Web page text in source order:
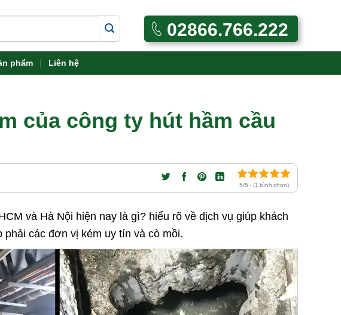
02866.766.222
phẩm Liên hệ
của công ty hút hầm cầu
5/5 - (1 bình chọn)
và Hà Nội hiện nay là gì? hiểu rõ về dịch vụ giúp khách
các đơn vị kém uy tín và cò mồi.